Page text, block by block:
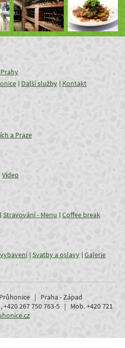
Další služby Kontakt
a Praze
Video
Stravování - Menu Coffee break
Svatby a oslavy Galerie
| Praha - Západ
+420 267 750 763-5 | Mob. +420 721